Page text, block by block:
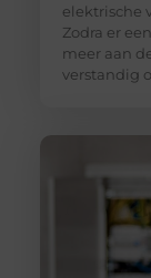
elektrische
Zodra er
meer aan
verstandig